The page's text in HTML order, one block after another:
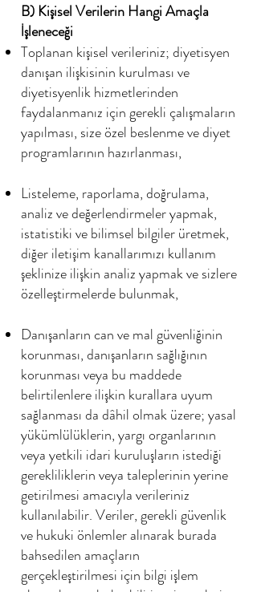
B) Kişisel Verilerin Hangi Amaçla
İşleneceği
Toplanan kişisel verileriniz; diyetisyen
danışan ilişkisinin kurulması ve
diyetisyenlik hizmetlerinden
faydalanmanız için gerekli çalışmaların
yapılması, size özel beslenme ve diyet
programlarının hazırlanması,
Listeleme, raporlama, doğrulama,
analiz ve değerlendirmeler yapmak,
istatistiki ve bilimsel bilgiler üretmek,
diğer iletişim kanallarımızı kullanım
şeklinize ilişkin analiz yapmak ve sizlere
özelleştirmelerde bulunmak,
Danışanların can ve mal güvenliğinin
korunması, danışanların sağlığının
korunması veya bu maddede
belirtilenlere ilişkin kurallara uyum
sağlanması da dâhil olmak üzere; yasal
yükümlülüklerin, yargı organlarının
veya yetkili idari kuruluşların istediği
gerekliliklerin veya taleplerinin yerine
getirilmesi amacıyla verileriniz
kullanılabilir. Veriler, gerekli güvenlik
ve hukuki önlemler alınarak burada
bahsedilen amaçların
gerçekleştirilmesi için bilgi işlem